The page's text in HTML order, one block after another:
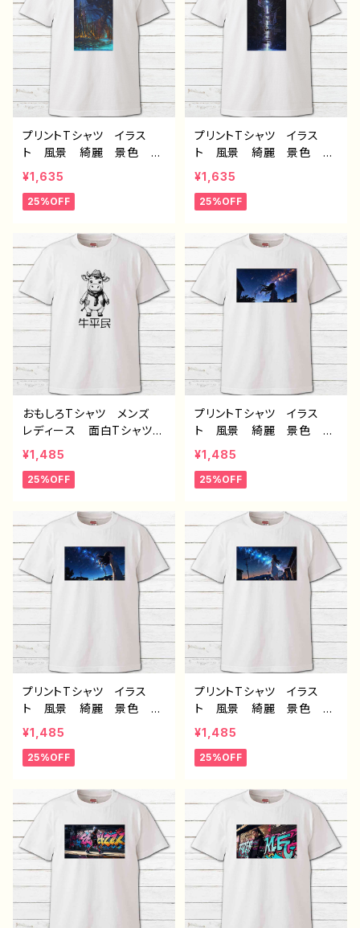
デザイン グッズ タイト
ル：赤の入道雲 作：J.タネ
デザイン グッズ タイト
ル：第２の故郷 作：J.タネ
プリントTシャツ イラス
ト 風景 綺麗 景色 美
しい エモい かっこい
い メンズ レディース
おしゃれ 個性的 おすす
ー 絵師 クリエイター
白 半袖シャツ デザイ
ン コラボ オリジナル
デザイン グッズ タイト
ル：海底洞窟都市 作：J.タ
¥1,635
25%OFF
プリントTシャツ イラス
ト 風景 綺麗 景色 美
しい エモい かっこい
い メンズ レディース
おしゃれ 個性的 おすす
ー 絵師 クリエイター
白 半袖シャツ オリジナ
ル デザイン グッズ デ
ザイン コラボ タイトル：
水没の九龍寨城 作：J.タ
¥1,635
25%OFF
おもしろTシャツ メンズ
レディース 面白Tシャツ
かわいい おしゃれ イラ
スト うし 動物 ゆるか
わ ゆるい ユニーク ネ
ー おすすめ 個性的 人
気 イラストレーター クリ
エイター 絵師 オリジナ
ル デザイン グッズ 半
袖シャツ デザイン コラ
ボ タイトル：牛平民（ホワ
¥1,485
25%OFF
プリントTシャツ イラス
ト 風景 綺麗 景色 星
空 美しい女の子 かわい
い女の子 エモい おしゃ
れ メンズ レディース
イラストレーター 絵師
クリエイター 白 半袖シ
ャツ コラボ オリジナ
ル デザイン グッズ ノン
ブランド H-7
¥1,485
25%OFF
プリントTシャツ イラス
ト 風景 綺麗 景色 星
空 美しい女の子 かわい
い女の子 エモい おしゃ
れ メンズ レディース
イラストレーター 絵師
クリエイター 白 半袖シ
ャツ コラボ オリジナ
ル デザイン グッズ ノン
ブランド H-7
¥1,485
25%OFF
プリントTシャツ イラス
ト 風景 綺麗 景色 星
空 美しい女の子 かわい
い女の子 エモい おしゃ
れ メンズ レディース
イラストレーター 絵師
クリエイター 白 半袖シ
ャツ コラボ オリジナ
ル デザイン グッズ ノン
ブランド H-7
¥1,485
25%OFF